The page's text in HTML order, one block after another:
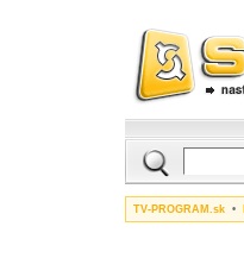
TV-PROGRAM.sk •